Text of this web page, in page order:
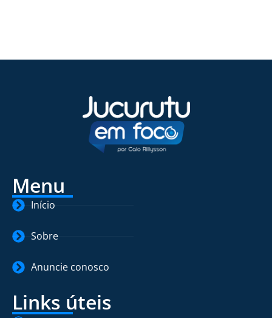
Menu
Início
Sobre
Anuncie conosco
Links úteis